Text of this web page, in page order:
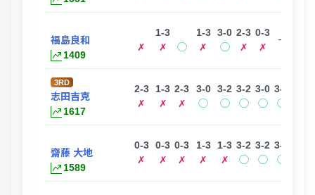
福島良和
1409
✗
1-3
✗
◯
1-3
✗
3-0
◯
2-3
✗
0-3
✗
ー
3RD
志田吉克
1617
2-3
✗
1-3
✗
2-3
✗
3-0
◯
3-2
◯
3-2
◯
3-0
◯
3-0
◯
齋藤 大地
1589
0-3
✗
0-3
✗
0-3
✗
1-3
✗
1-3
✗
3-2
◯
3-2
◯
3-2
◯